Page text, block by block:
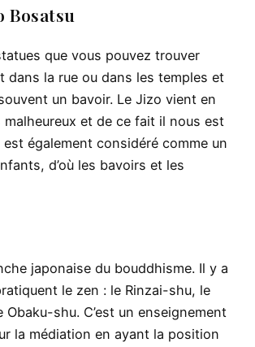
Bosatsu
que vous pouvez trouver
dans la rue ou dans les temples et
un bavoir. Le Jizo vient en
malheureux et de ce fait il nous est
également considéré comme un
d’où les bavoirs et les
japonaise du bouddhisme. Il y a
le zen : le Rinzai-shu, le
shu. C’est un enseignement
la médiation en ayant la position